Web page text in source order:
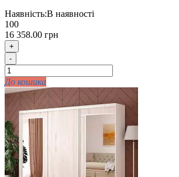
Наявність:В наявності
100
16 358.00 грн
+
-
До кошика